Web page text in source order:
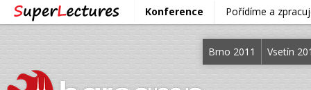
Konference Pořídíme a
Brno 2011 Vsetín